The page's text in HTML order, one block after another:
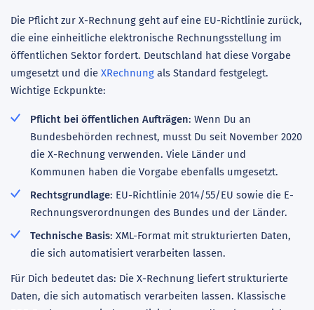
Die Pflicht zur X-Rechnung geht auf eine EU-Richtlinie zurück,
die eine einheitliche elektronische Rechnungsstellung im
öffentlichen Sektor fordert. Deutschland hat diese Vorgabe
umgesetzt und die XRechnung als Standard festgelegt.
Wichtige Eckpunkte:
Pflicht bei öffentlichen Aufträgen: Wenn Du an
Bundesbehörden rechnest, musst Du seit November 2020
die X-Rechnung verwenden. Viele Länder und
Kommunen haben die Vorgabe ebenfalls umgesetzt.
Rechtsgrundlage: EU-Richtlinie 2014/55/EU sowie die E-
Rechnungsverordnungen des Bundes und der Länder.
Technische Basis: XML-Format mit strukturierten Daten,
die sich automatisiert verarbeiten lassen.
Für Dich bedeutet das: Die X-Rechnung liefert strukturierte
Daten, die sich automatisch verarbeiten lassen. Klassische